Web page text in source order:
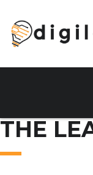
THE